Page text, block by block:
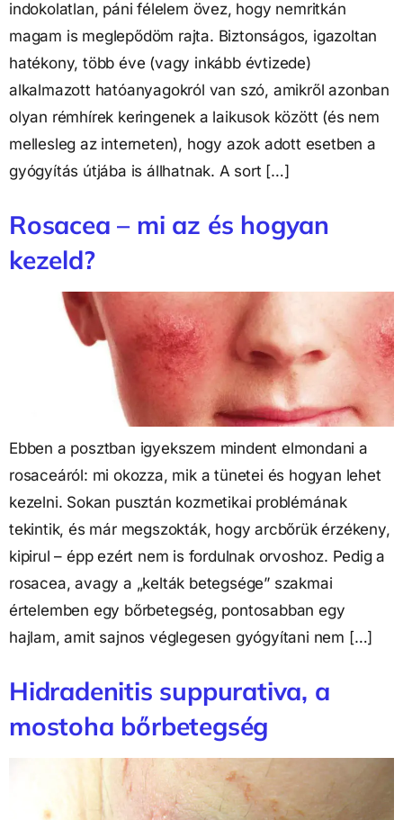
indokolatlan, páni félelem övez, hogy nemritkán
magam is meglepődöm rajta. Biztonságos, igazoltan
hatékony, több éve (vagy inkább évtizede)
alkalmazott hatóanyagokról van szó, amikről azonban
olyan rémhírek keringenek a laikusok között (és nem
mellesleg az interneten), hogy azok adott esetben a
gyógyítás útjába is állhatnak. A sort […]
Rosacea – mi az és hogyan
kezeld?
Ebben a posztban igyekszem mindent elmondani a
rosaceáról: mi okozza, mik a tünetei és hogyan lehet
kezelni. Sokan pusztán kozmetikai problémának
tekintik, és már megszokták, hogy arcbőrük érzékeny,
kipirul – épp ezért nem is fordulnak orvoshoz. Pedig a
rosacea, avagy a „kelták betegsége” szakmai
értelemben egy bőrbetegség, pontosabban egy
hajlam, amit sajnos véglegesen gyógyítani nem […]
Hidradenitis suppurativa, a
mostoha bőrbetegség